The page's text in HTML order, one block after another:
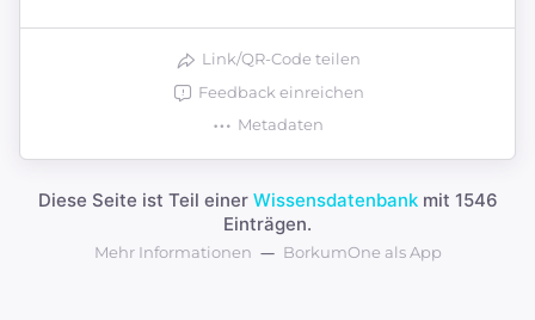
Link/QR-Code teilen
Feedback einreichen
Metadaten
Diese Seite ist Teil einer Wissensdatenbankmit 1546
Einträgen.
Mehr Informationen BorkumOne als App